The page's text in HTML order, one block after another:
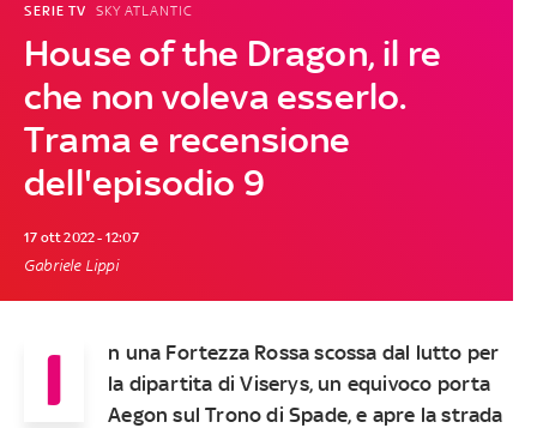
House of the Dragon, il re
che non voleva esserlo.
Trama e recensione
dell'episodio 9
SERIE TV SKY ATLANTIC
17 ott 2022 - 12:07
Gabriele Lippi
I
n una Fortezza Rossa scossa dal lutto per
la dipartita di Viserys, un equivoco porta
Aegon sul Trono di Spade, e apre la strada